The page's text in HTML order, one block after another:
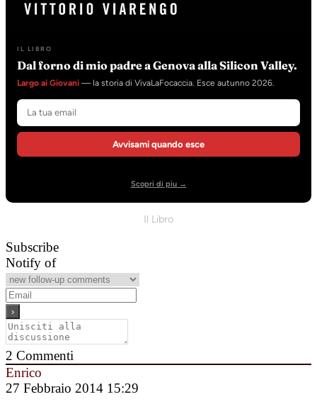
IL LIBRO
Dal forno di mio padre a Genova alla Silicon Valley.
Largo ai Giovani — la storia di VivaLaFocaccia. Esce autunno 2026.
Avvisami quando esce
Scopri di piu →
Il Libro
Subscribe
Notify of
2 Commenti
Enrico
27 Febbraio 2014 15:29